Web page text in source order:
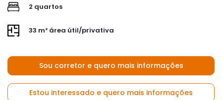
2 quartos
33 m² área útil/privativa
Sou corretor e quero mais informações
Estou interessado e quero mais informações